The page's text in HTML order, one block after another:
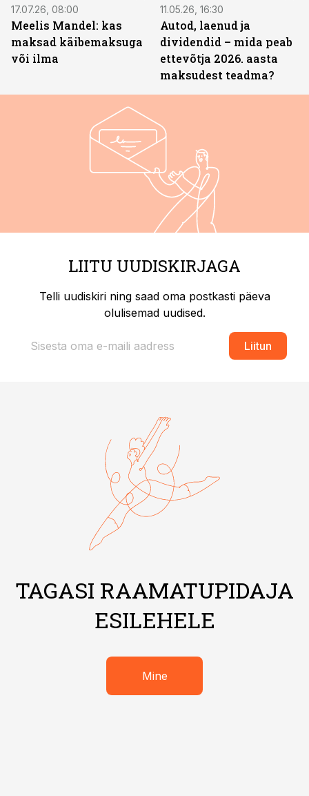
17.07.26, 08:00
Meelis Mandel: kas
maksad käibemaksuga
või ilma
11.05.26, 16:30
Autod, laenud ja
dividendid – mida peab
ettevõtja 2026. aasta
maksudest teadma?
LIITU UUDISKIRJAGA
Telli uudiskiri ning saad oma postkasti päeva
olulisemad uudised.
Liitun
TAGASI RAAMATUPIDAJA
ESILEHELE
Mine